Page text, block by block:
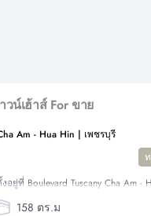
น์เฮ้าส์ For ขาย
Am - Hua Hin | เพชรบุรี
ยู่ที่ Boulevard Tuscany Cha Am -
158 ตร.ม